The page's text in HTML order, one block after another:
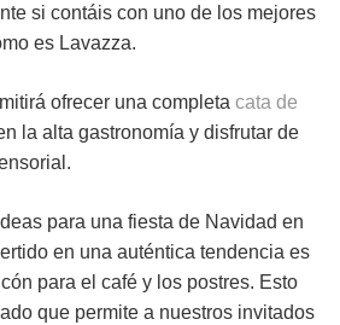
si contáis con uno de los mejores
es Lavazza.
ofrecer una completa cata de
la alta gastronomía y disfrutar de
para una fiesta de Navidad en
en una auténtica tendencia es
para el café y los postres. Esto
que permite a nuestros invitados